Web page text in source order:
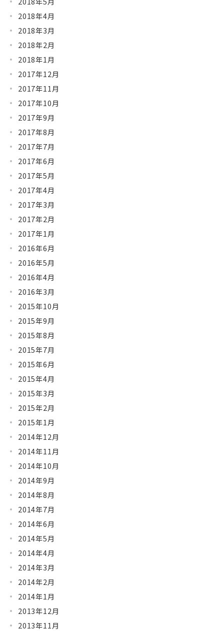
2018年4月
2018年3月
2018年2月
2018年1月
2017年12月
2017年11月
2017年10月
2017年9月
2017年8月
2017年7月
2017年6月
2017年5月
2017年4月
2017年3月
2017年2月
2017年1月
2016年6月
2016年5月
2016年4月
2016年3月
2015年10月
2015年9月
2015年8月
2015年7月
2015年6月
2015年4月
2015年3月
2015年2月
2015年1月
2014年12月
2014年11月
2014年10月
2014年9月
2014年8月
2014年7月
2014年6月
2014年5月
2014年4月
2014年3月
2014年2月
2014年1月
2013年12月
2013年11月